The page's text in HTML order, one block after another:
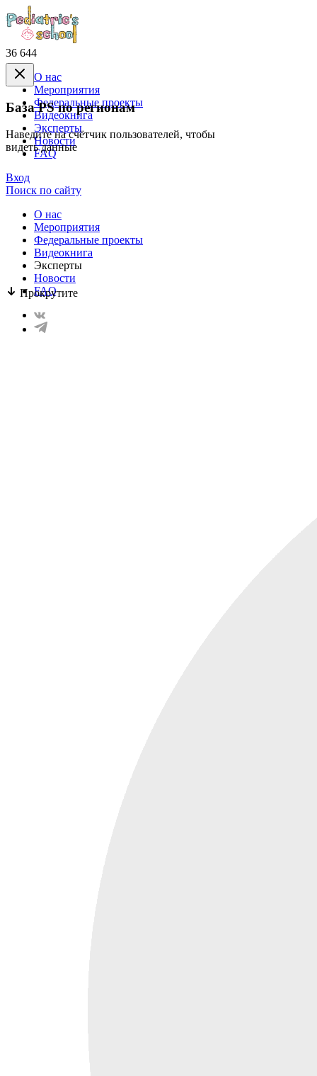
36 644
База PS по регионам
Наведите на счётчик пользователей, чтобы
видеть данные
Прокрутите
О нас
Mероприятия
Федеральные проекты
Видеокнига
Эксперты
Новости
FAQ
Вход
Поиск по сайту
О нас
Mероприятия
Федеральные проекты
Видеокнига
Эксперты
Новости
FAQ